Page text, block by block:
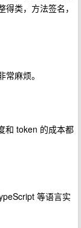
类，方法签名，
麻烦。
和 token 的成本都
等语言实